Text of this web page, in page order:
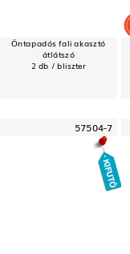
Öntapadós fali akasztó
átlátszó
2 db / bliszter
57504-7